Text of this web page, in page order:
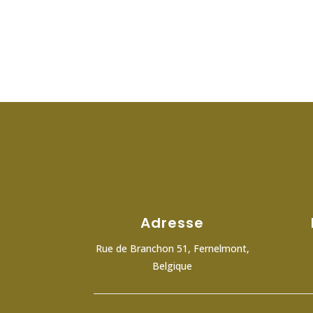
Adresse
Rue de Branchon 51, Fernelmont,
Belgique